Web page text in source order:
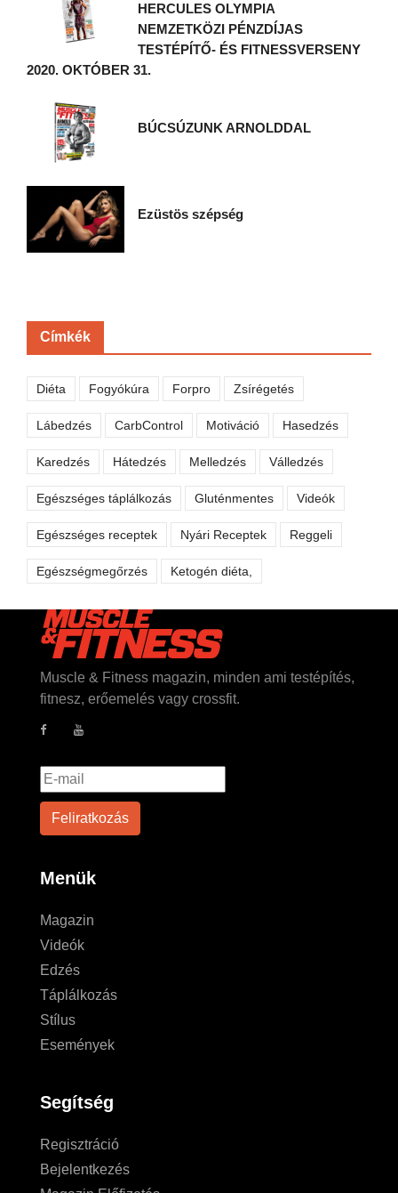
HERCULES OLYMPIA
NEMZETKÖZI PÉNZDÍJAS
TESTÉPÍTŐ- ÉS FITNESSVERSENY
2020. OKTÓBER 31.
BÚCSÚZUNK ARNOLDDAL
Ezüstös szépség
Címkék
Diéta Fogyókúra Forpro Zsírégetés
Lábedzés CarbControl Motiváció Hasedzés
Karedzés Hátedzés Melledzés Válledzés
Egészséges táplálkozás Gluténmentes Videók
Egészséges receptek Nyári Receptek Reggeli
Egészségmegőrzés Ketogén diéta,
Muscle & Fitness magazin, minden ami testépítés,
fitnesz, erőemelés vagy crossfit.
Menük
Magazin
Videók
Edzés
Táplálkozás
Stílus
Események
Segítség
Regisztráció
Bejelentkezés